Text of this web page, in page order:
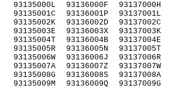
93135000L
93135001C
93135002K
93135003E
93135004T
93135005R
93135006W
93135007A
93135008G
93135009M
93136000F
93136001P
93136002D
93136003X
93136004B
93136005N
93136006J
93136007Z
93136008S
93136009Q
93137000H
93137001L
93137002C
93137003K
93137004E
93137005T
93137006R
93137007W
93137008A
93137009G